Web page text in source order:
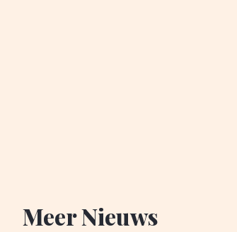
Meer Nieuws